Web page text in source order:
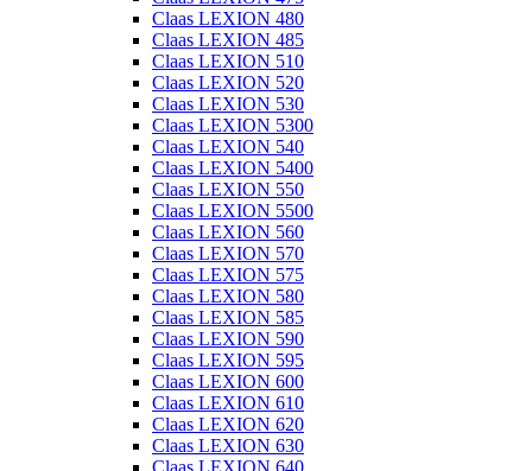
Claas LEXION 480
Claas LEXION 485
Claas LEXION 510
Claas LEXION 520
Claas LEXION 530
Claas LEXION 5300
Claas LEXION 540
Claas LEXION 5400
Claas LEXION 550
Claas LEXION 5500
Claas LEXION 560
Claas LEXION 570
Claas LEXION 575
Claas LEXION 580
Claas LEXION 585
Claas LEXION 590
Claas LEXION 595
Claas LEXION 600
Claas LEXION 610
Claas LEXION 620
Claas LEXION 630
Claas LEXION 640